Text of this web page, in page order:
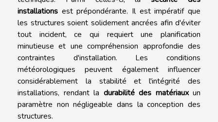
installations est prépondérante. Il est impératif que
les structures soient solidement ancrées afin d'éviter
tout incident, ce qui requiert une planification
minutieuse et une compréhension approfondie des
contraintes d'installation. Les conditions
météorologiques peuvent également influencer
considérablement la stabilité et l'intégrité des
installations, rendant la durabilité des matériauxun
paramètre non négligeable dans la conception des
structures.